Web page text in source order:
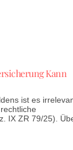
Kann
ist es
IX ZR 79/25).